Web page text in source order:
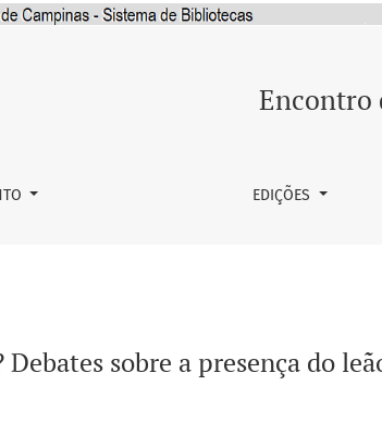
sobre a presença do leão em território
Encontro
EDIÇÕES
Debates sobre a presença do